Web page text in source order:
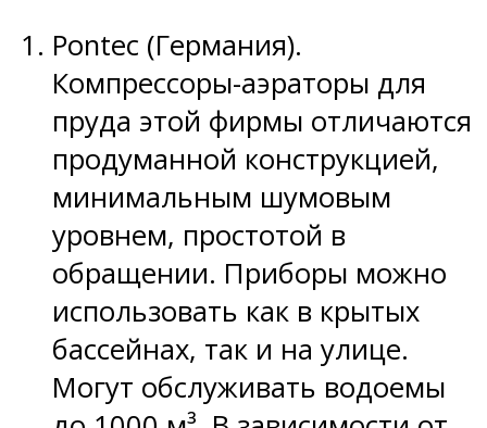
Pontec (Германия).
Компрессоры-аэраторы для
пруда этой фирмы отличаются
продуманной конструкцией,
минимальным шумовым
уровнем, простотой в
обращении. Приборы можно
использовать как в крытых
бассейнах, так и на улице.
Могут обслуживать водоемы